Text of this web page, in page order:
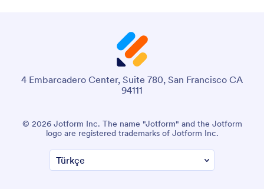
4 Embarcadero Center, Suite 780, San Francisco CA
94111
© 2026 Jotform Inc. The name "Jotform" and the Jotform
logo are registered trademarks of Jotform Inc.